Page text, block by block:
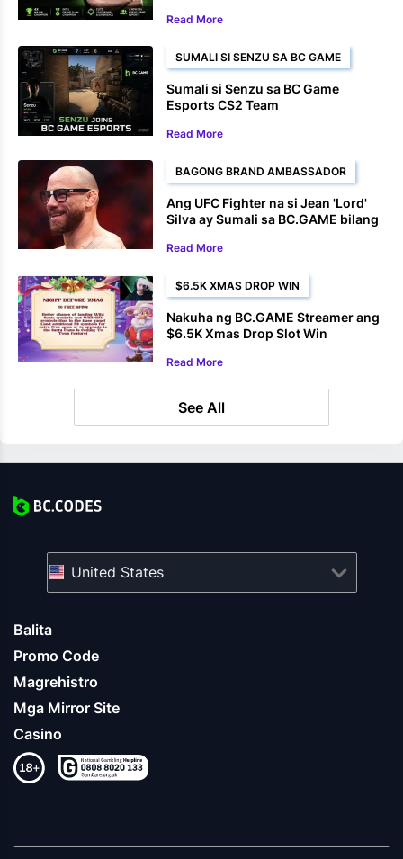
Read More
SUMALI SI SENZU SA BC GAME
Sumali si Senzu sa BC Game
Esports CS2 Team
Read More
BAGONG BRAND AMBASSADOR
Ang UFC Fighter na si Jean 'Lord'
Silva ay Sumali sa BC.GAME bilang
Read More
$6.5K XMAS DROP WIN
Nakuha ng BC.GAME Streamer ang
$6.5K Xmas Drop Slot Win
Read More
See All
Balita
Promo Code
Magrehistro
Mga Mirror Site
Casino
United States